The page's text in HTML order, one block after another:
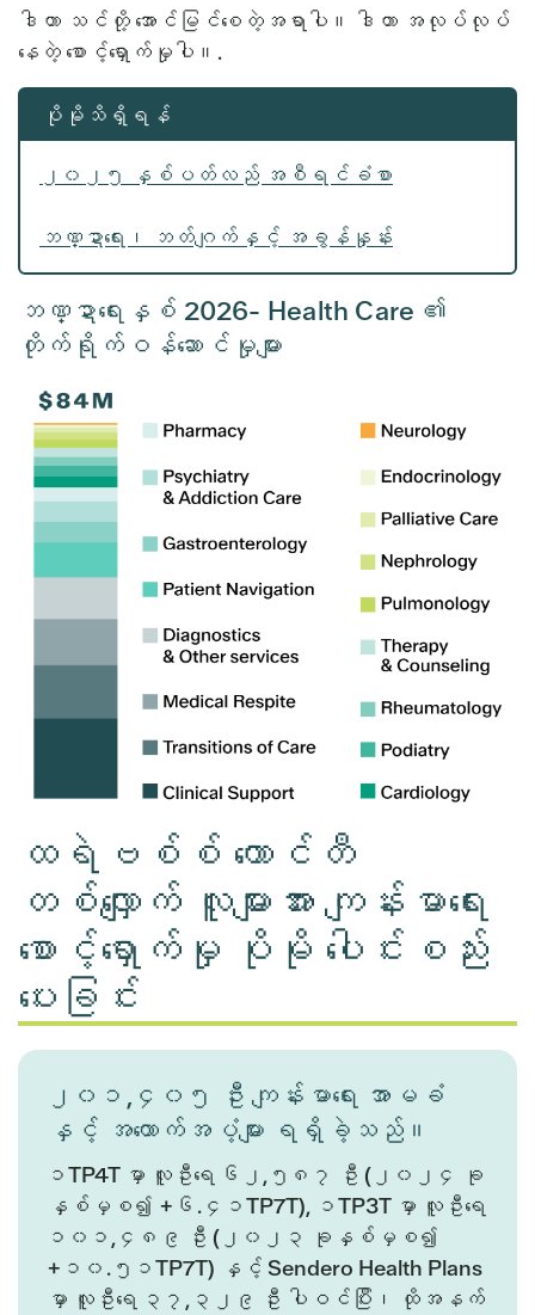
ဒါဟာ သင်တို့ အောင်မြင်စေတဲ့အရာပါ။ ဒါဟာ အလုပ်လုပ်
နေတဲ့ စောင့်ရှောက်မှုပါ။.
ပိုမိုသိရှိရန်
၂၀၂၅ နှစ်ပတ်လည် အစီရင်ခံစာ
ဘဏ္ဍာရေး၊ ဘတ်ဂျက်နှင့် အခွန်နှုန်း
ဘဏ္ဍာရေးနှစ် 2026- Health Care ၏
တိုက်ရိုက်ဝန်ဆောင်မှုများ
ထရဲဗစ်စ် ကောင်တီ
တစ်လျှောက် လူများအား ကျန်းမာရေး
စောင့်ရှောက်မှု ပိုမို ပေါင်းစည်း
ပေးခြင်း
၂၀၁,၄၀၅ ဦး ကျန်းမာရေး အာမခံ
နှင့် အထောက်အပံ့များ ရရှိခဲ့သည်။
၁TP4T မှာ လူဦးရေ ၆၂,၅၈၇ ဦး (၂၀၂၄ ခု
နှစ်မှစ၍ +၆.၄၁TP7T), ၁TP3T မှာ လူဦးရေ
၁၀၁,၄၈၉ ဦး (၂၀၂၃ ခုနှစ်မှစ၍
+၁၀.၅၁TP7T) နှင့် Sendero Health Plans
မှာ လူဦးရေ ၃၇,၃၂၉ ဦး ပါဝင်ပြီး၊ ထိုအနက်